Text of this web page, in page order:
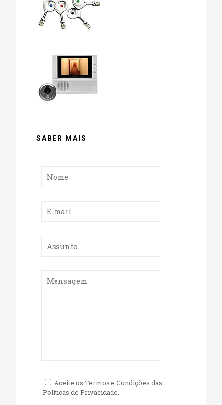
SABER MAIS
Aceite os Termos e Condições das
Políticas de Privacidade.